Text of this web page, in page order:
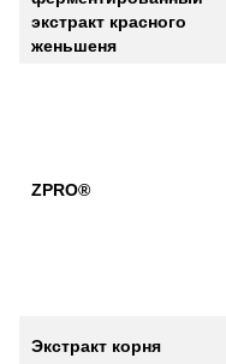
экстракт красного
женьшеня
ZPRO®
Экстракт корня